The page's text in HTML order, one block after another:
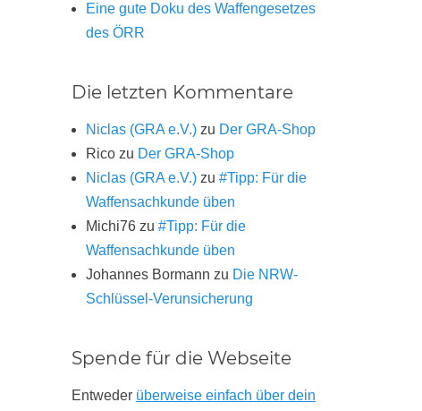
Eine gute Doku des Waffengesetzes
des ÖRR
Die letzten Kommentare
Niclas (GRA e.V.) zu Der GRA-Shop
Rico zu Der GRA-Shop
Niclas (GRA e.V.) zu #Tipp: Für die
Waffensachkunde üben
Michi76 zu #Tipp: Für die
Waffensachkunde üben
Johannes Bormann zu Die NRW-
Schlüssel-Verunsicherung
Spende für die Webseite
Entweder überweise einfach über dein